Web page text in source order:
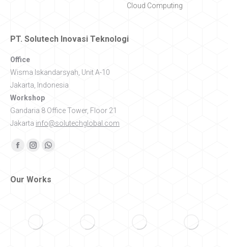
Cloud Computing
PT. Solutech Inovasi Teknologi
Office
Wisma Iskandarsyah, Unit A-10
Jakarta, Indonesia
Workshop
Gandaria 8 Office Tower, Floor 21
Jakarta info@solutechglobal.com
Find us on:
Facebook
InstagramWhatsapp
Our Works